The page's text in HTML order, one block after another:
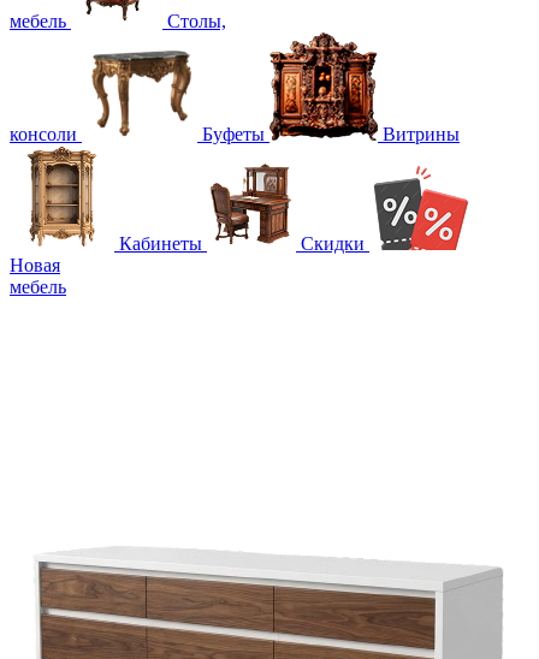
мебель Столы,
консоли Буфеты Витрины
Кабинеты
Скидки
Новая
мебель